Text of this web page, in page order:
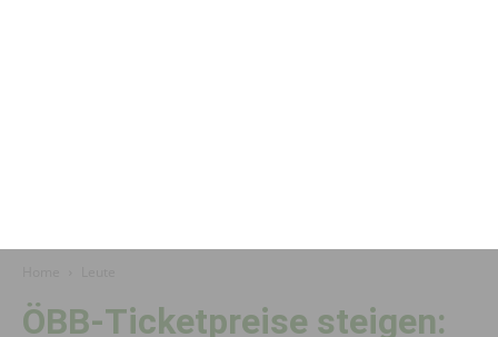
ÖBB-Ticketpreise steigen: